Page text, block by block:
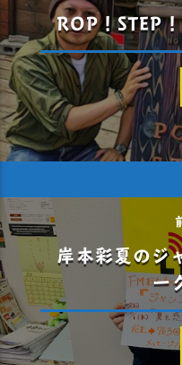
ROP！STEP
岸本彩夏のジ
ー